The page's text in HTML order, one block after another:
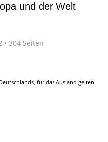
und der Welt
• 304 Seiten
für das Ausland gelten